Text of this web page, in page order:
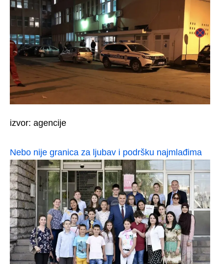
izvor: agencije
Nebo nije granica za ljubav i podršku najmlađima